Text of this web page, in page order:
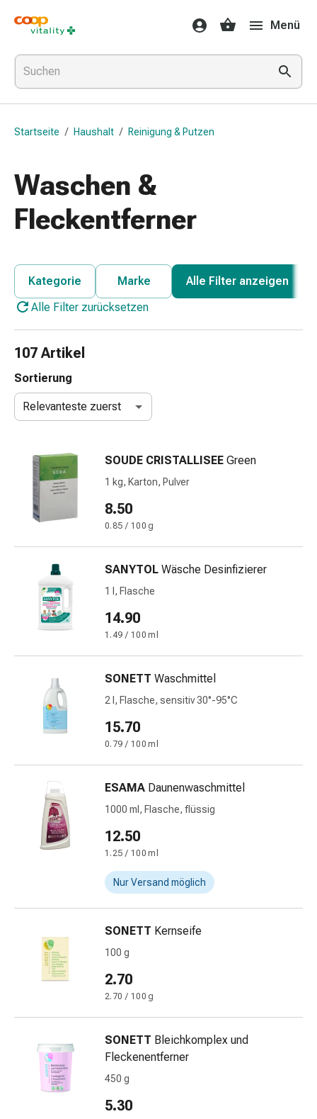
Medikamente
&
Gesundheit
Grippe
&
Erkältung
Grippe-
Erkältung
Medikamente
Halsschmerzen
Husten
Inhalationsgeräte
Zubehör
Wund-
&
Brandversorgung
Kompressen
Fingerverbände
Gazen
Kompressionsbinden
Pflaster
Pflasterbinden,
Zubehör
Schlauch-
Verbandsmaterial
Verbrennungen
Sonnenbrand
Verbandwechsel-
Sets
Wundauflagen
Wundsprays
Wundverschlussstreifen
kleber
Ohren
und
Augen
Ohrenbeschwerden
Augentropfen
Augenentzündungen
Augenverbände
Augenhygiene
Herz
Menü
Startseite / Haushalt / Reinigung & Putzen
Waschen &
Fleckentferner
Kategorie Marke
Alle Filter anzeigen
Alle Filter zurücksetzen
107 Artikel
Sortierung
Relevanteste zuerst
SOUDE CRISTALLISEE Green
1 kg, Karton, Pulver
8.50
0.85 / 100 g
SANYTOL Wäsche Desinfizierer
1 l, Flasche
14.90
1.49 / 100 ml
SONETT Waschmittel
2 l, Flasche, sensitiv 30°-95°C
15.70
0.79 / 100 ml
ESAMA Daunenwaschmittel
1000 ml, Flasche, flüssig
12.50
1.25 / 100 ml
Nur Versand möglich
SONETT Kernseife
100 g
2.70
2.70 / 100 g
SONETT Bleichkomplex und
Fleckenentferner
450 g
5.30